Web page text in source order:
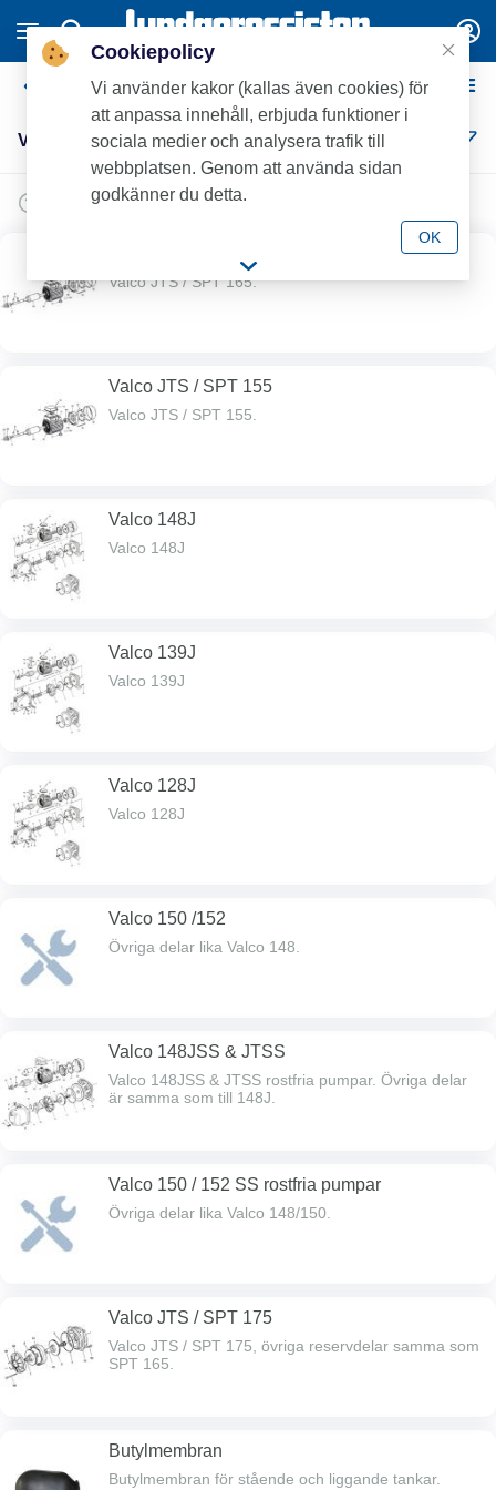
Valco reservdelar
Valco reservdelar (11)
Valco JTS / SPT 165.
Valco JTS / SPT 155
Valco JTS / SPT 155.
Valco 148J
Valco 148J
Valco 139J
Valco 139J
Valco 128J
Valco 128J
Valco 150 /152
Övriga delar lika Valco 148.
Valco 148JSS & JTSS
Valco 148JSS & JTSS rostfria pumpar. Övriga delar
är samma som till 148J.
Valco 150 / 152 SS rostfria pumpar
Övriga delar lika Valco 148/150.
Valco JTS / SPT 175
Valco JTS / SPT 175, övriga reservdelar samma som
SPT 165.
Butylmembran
Butylmembran för stående och liggande tankar.
Cookiepolicy
Vi använder kakor (kallas även cookies) för
att anpassa innehåll, erbjuda funktioner i
sociala medier och analysera trafik till
webbplatsen. Genom att använda sidan
godkänner du detta.
OK